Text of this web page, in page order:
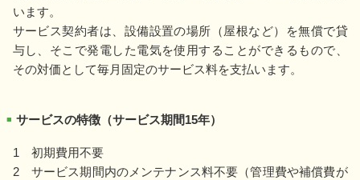
います。
サービス契約者は、設備設置の場所（屋根など）を無償で貸
与し、そこで発電した電気を使用することができるもので、
その対価として毎月固定のサービス料を支払います。
■ サービスの特徴（サービス期間15年）
1 初期費用不要
2 サービス期間内のメンテナンス料不要（管理費や補償費が